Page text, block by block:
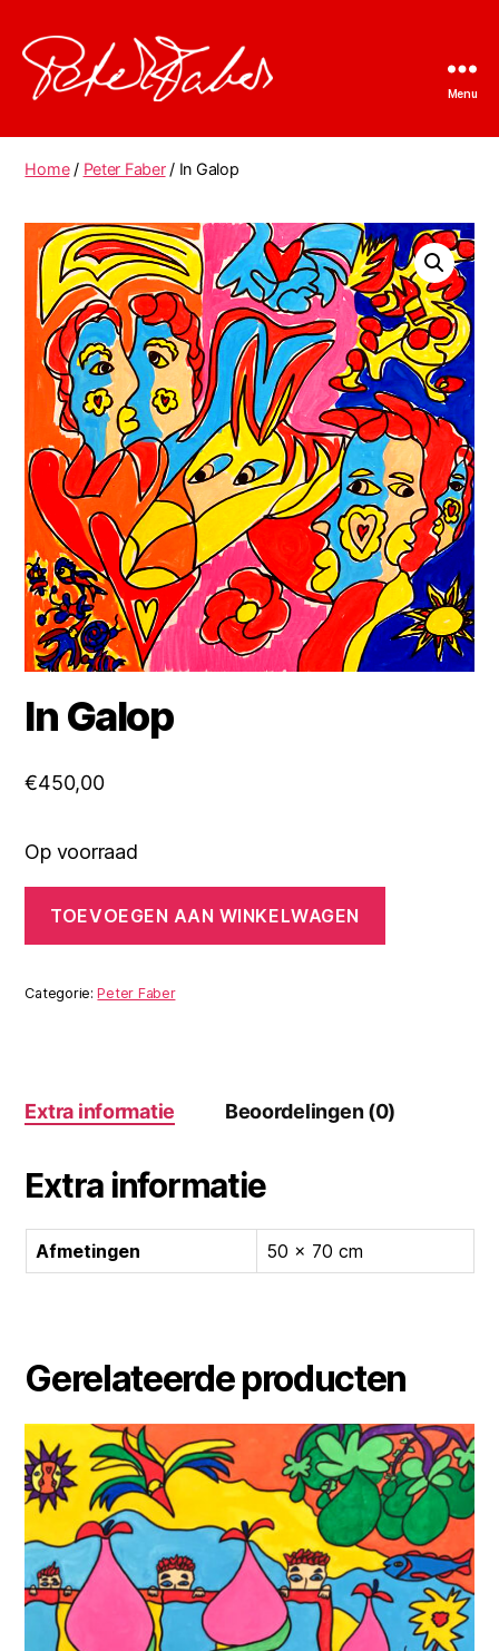
Faber
Menu
Home/ Peter Faber/ In Galop
In Galop
€450,00
Op voorraad
Galop
aantal
TOEVOEGEN AAN WINKELWAGEN
Categorie:Peter Faber
Extra informatie Beoordelingen (0)
Extra informatie
Afmetingen 50 × 70 cm
Gerelateerde producten